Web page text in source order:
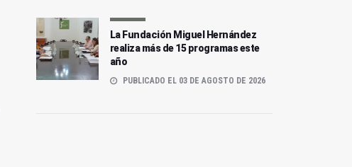
La Fundación Miguel Hernández
realiza más de 15 programas este
año
PUBLICADO EL 03 DE AGOSTO DE 2026